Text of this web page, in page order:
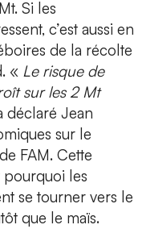
Si les
c’est aussi en
de la récolte
« Le risque de
sur les 2 Mt
déclaré Jean
sur le
FAM. Cette
les
se tourner vers le
que le maïs.